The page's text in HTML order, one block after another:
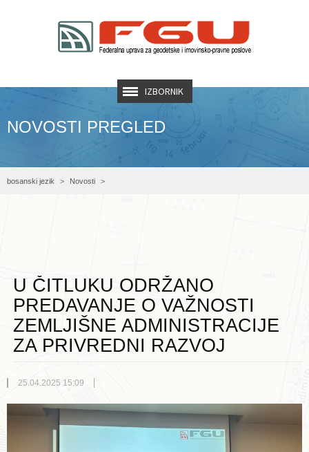
IZBORNIK
NOVOSTI PREGLED
bosanski jezik Novosti
U ČITLUKU ODRŽANO
PREDAVANJE O VAŽNOSTI
ZEMLJIŠNE ADMINISTRACIJE
ZA PRIVREDNI RAZVOJ
25.04.2025 15:09